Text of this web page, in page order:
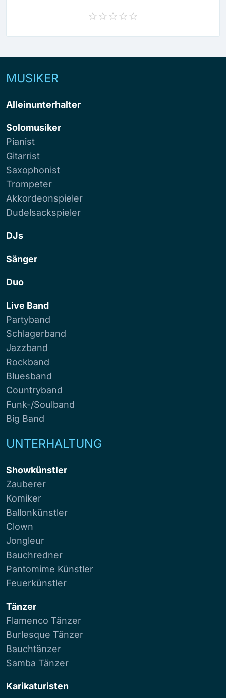
MUSIKER
Alleinunterhalter
Solomusiker
Pianist
Gitarrist
Saxophonist
Trompeter
Akkordeonspieler
Dudelsackspieler
DJs
Sänger
Duo
Live Band
Partyband
Schlagerband
Jazzband
Rockband
Bluesband
Countryband
Funk-/Soulband
Big Band
UNTERHALTUNG
Showkünstler
Zauberer
Komiker
Ballonkünstler
Clown
Jongleur
Bauchredner
Pantomime Künstler
Feuerkünstler
Tänzer
Flamenco Tänzer
Burlesque Tänzer
Bauchtänzer
Samba Tänzer
Karikaturisten